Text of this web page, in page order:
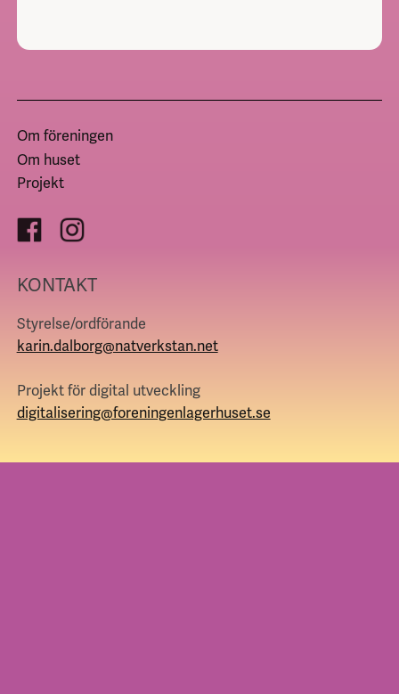
KONTAKT
Styrelse/ordförande
karin.dalborg@natverkstan.net
Projekt för digital utveckling
digitalisering@foreningenlagerhuset.se
Om föreningen
Om huset
Projekt